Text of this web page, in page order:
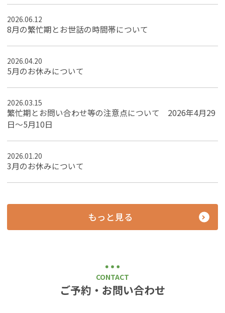
2026.06.12
8月の繁忙期とお世話の時間帯について
2026.04.20
5月のお休みについて
2026.03.15
繁忙期とお問い合わせ等の注意点について 2026年4月29
日～5月10日
2026.01.20
3月のお休みについて
もっと見る
CONTACT
ご予約・お問い合わせ